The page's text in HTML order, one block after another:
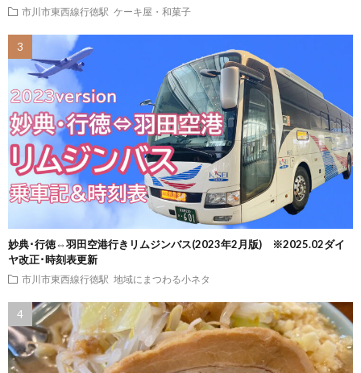
市川市東西線行徳駅 ケーキ屋・和菓子
妙典･行徳⇔羽田空港行きリムジンバス(2023年2月版) ※2025.02ダイ
ヤ改正･時刻表更新
市川市東西線行徳駅 地域にまつわる小ネタ